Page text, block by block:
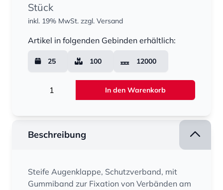
Stück
inkl. 19% MwSt. zzgl. Versand
Artikel in folgenden Gebinden erhältlich:
25 100 12000
In den Warenkorb
Beschreibung
Steife Augenklappe, Schutzverband, mit
Gummiband zur Fixation von Verbänden am